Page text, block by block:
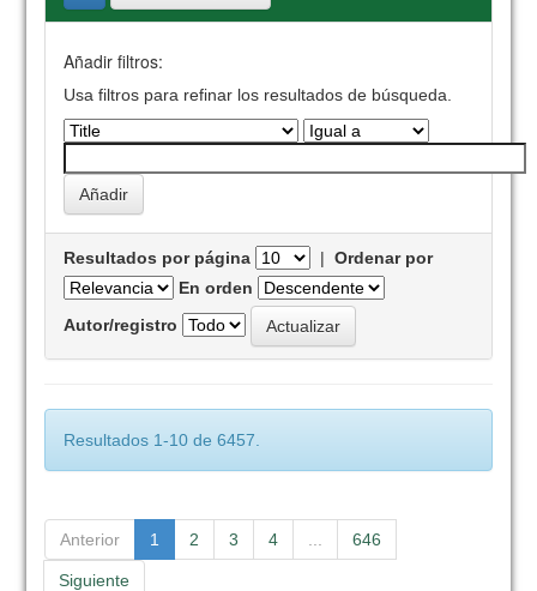
Añadir filtros:
Usa filtros para refinar los resultados de búsqueda.
Resultados por página |Ordenar por
En orden
Autor/registro
Resultados 1-10 de 6457.
Anterior 1 2 3 4 646
Siguiente